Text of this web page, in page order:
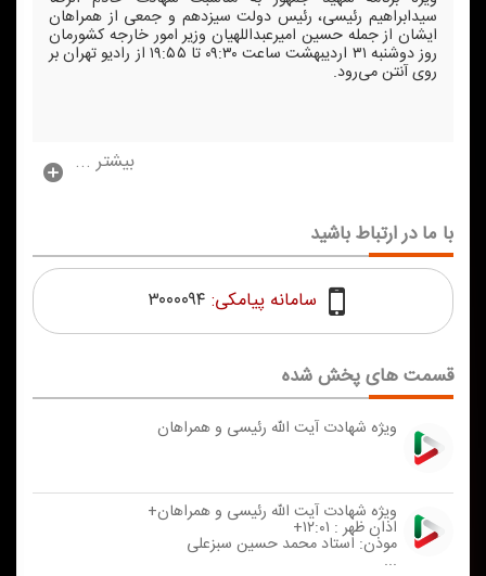
سیدابراهیم رئیسی، رئیس دولت سیزدهم و جمعی از همراهان
ایشان از جمله حسین امیرعبداللهیان وزیر امور خارجه كشورمان
روز دوشنبه ۳۱ اردیبهشت ساعت ۰۹:۳۰ تا ۱۹:۵۵ از رادیو تهران بر
روی آنتن می‌رود.
بیشتر ...
قسمت های پخش شده
ویژه شهادت آیت الله رئیسی و همراهان
ویژه شهادت آیت الله رئیسی و همراهان+
اذان ظهر : ۱۲:۰۱+
موذن: استاد محمد حسین سبزعلی
...
با ما در ارتباط باشید
سامانه پیامکی:۳۰۰۰۰۹۴